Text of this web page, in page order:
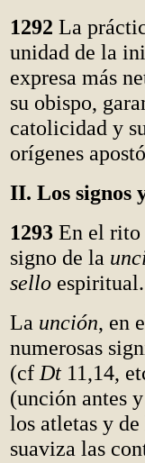
1292 La
unidad de la
expresa más
su obispo,
catolicidad y
orígenes
II. Los signos
1293 En el rito
signo de la
sello espiritual.
La unción, en
numerosas
(cf Dt 11,14,
(unción antes
los atletas y
suaviza las